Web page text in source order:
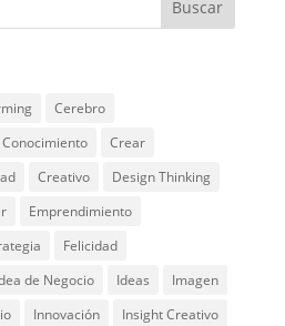
Cerebro
Conocimiento
Crear
Creativo
Design Thinking
Emprendimiento
Felicidad
de Negocio Ideas
Imagen
Innovación
Insight Creativo